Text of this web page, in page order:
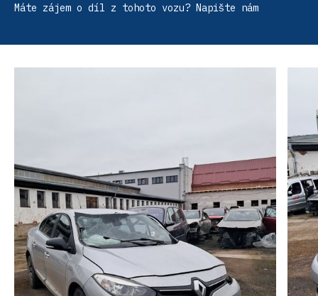
Máte zájem o díl z tohoto vozu? Napište nám